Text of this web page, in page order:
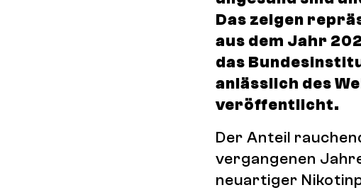
Das zeigen
aus dem Jahr
das
anlässlich des
veröffentlicht.
Der Anteil
vergangenen
neuartiger